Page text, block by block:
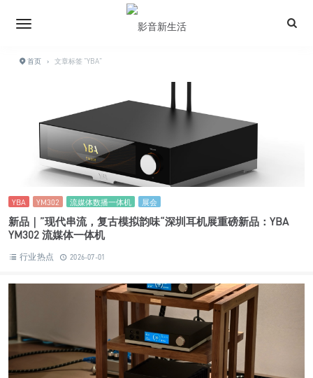
首页 › 文章标签 "YBA"
YBA YM302 流媒体数播一体机 展会
新品｜”现代串流，复古模拟韵味“深圳耳机展重磅新品：YBA
YM302 流媒体一体机
行业热点 2026-07-01